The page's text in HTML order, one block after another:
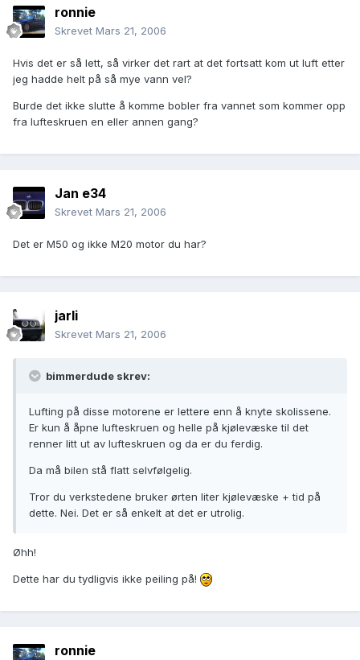
ronnie
Skrevet Mars 21, 2006
Hvis det er så lett, så virker det rart at det fortsatt kom ut luft etter
jeg hadde helt på så mye vann vel?
Burde det ikke slutte å komme bobler fra vannet som kommer opp
fra lufteskruen en eller annen gang?
Jan e34
Skrevet Mars 21, 2006
Det er M50 og ikke M20 motor du har?
jarli
Skrevet Mars 21, 2006
bimmerdude skrev:
Lufting på disse motorene er lettere enn å knyte skolissene.
Er kun å åpne lufteskruen og helle på kjølevæske til det
renner litt ut av lufteskruen og da er du ferdig.
Da må bilen stå flatt selvfølgelig.
Tror du verkstedene bruker ørten liter kjølevæske + tid på
dette. Nei. Det er så enkelt at det er utrolig.
Øhh!
Dette har du tydligvis ikke peiling på!
ronnie